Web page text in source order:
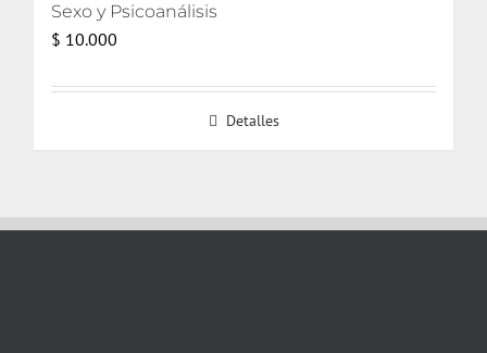
Sexo y Psicoanálisis
$ 10.000
Detalles